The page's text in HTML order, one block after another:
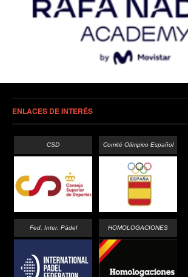
ENLACES DE INTERÉS
CSD Comité Olímpico Español
Fed. Inter. Pádel HOMOLOGACIONES